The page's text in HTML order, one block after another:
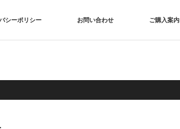
シーポリシー お問い合わせ ご購入案内